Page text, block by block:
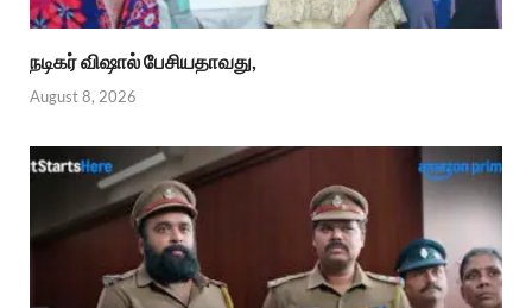
நடிகர் விஷால் பேசியதாவது,
August 8, 2026